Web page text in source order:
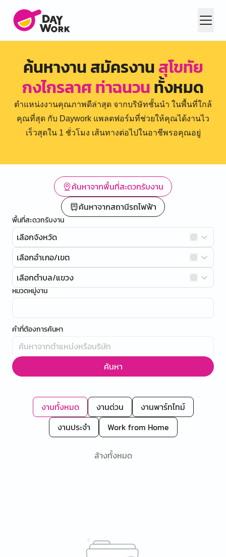
ค้นหางาน สมัครงานสุโขทัย
กงไกรลาศ ท่าฉนวนทั้งหมด
ตำแหน่งงานคุณภาพดีล่าสุด จากบริษัทชั้นนำ ในพื้นที่ใกล้
คุณที่สุด กับ Daywork แพลตฟอร์มที่ช่วยให้คุณได้งานไว
เร็วสุดใน 1 ชั่วโมง เส้นทางต่อไปในอาชีพรอคุณอยู่
ค้นหาจากพื้นที่สะดวกรับงาน
ค้นหาจากสถานีรถไฟฟ้า
พื้นที่สะดวกรับงาน
เลือกจังหวัด
เลือกอำเภอ/เขต
เลือกตำบล/แขวง
หมวดหมู่งาน
คำที่ต้องการค้นหา
ค้นหา
งานทั้งหมด งานด่วน
งานพาร์ทไทม์
งานประจำ
Work from Home
ล้างทั้งหมด